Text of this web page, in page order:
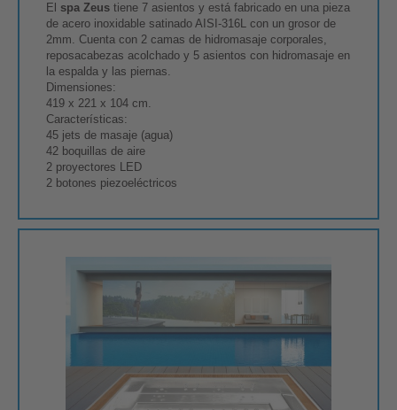
El spa Zeus tiene 7 asientos y está fabricado en una pieza
de acero inoxidable satinado AISI-316L con un grosor de
2mm. Cuenta con 2 camas de hidromasaje corporales,
reposacabezas acolchado y 5 asientos con hidromasaje en
la espalda y las piernas.
Dimensiones:
419 x 221 x 104 cm.
Características:
45 jets de masaje (agua)
42 boquillas de aire
2 proyectores LED
2 botones piezoeléctricos